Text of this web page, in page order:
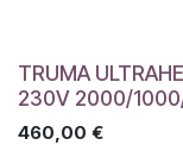
TRUMA
230V 2000/
460,00 €